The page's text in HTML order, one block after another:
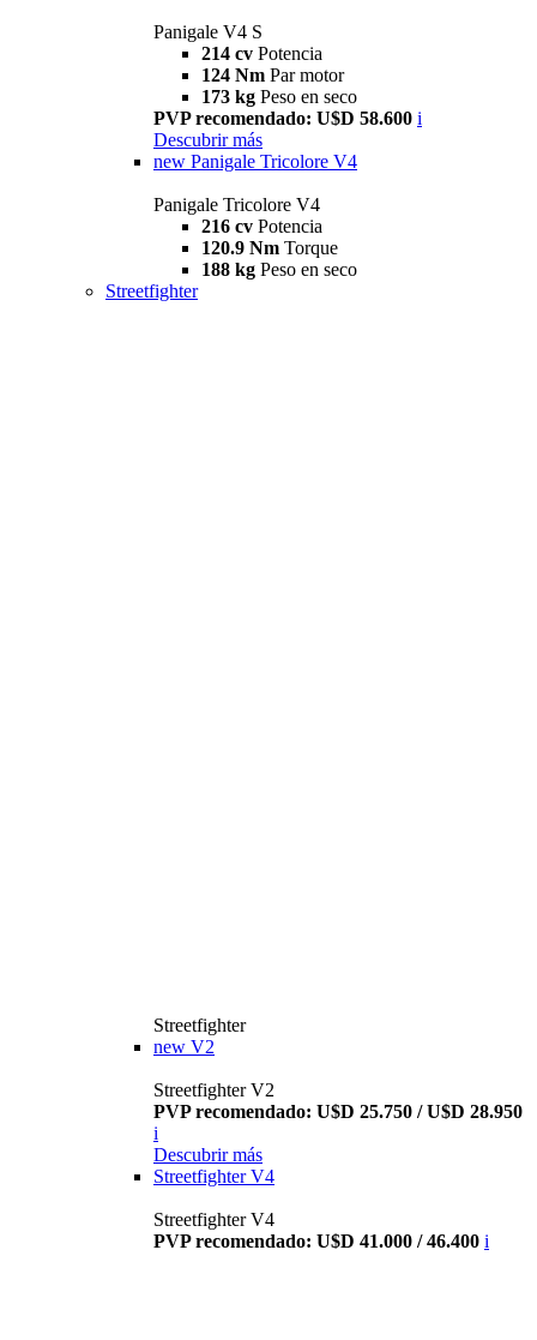
Panigale V4 S
214 cv Potencia
124 Nm Par motor
173 kg Peso en seco
PVP recomendado: U$D 58.600 i
Descubrir más
new Panigale Tricolore V4
Panigale Tricolore V4
216 cv Potencia
120.9 Nm Torque
188 kg Peso en seco
Streetfighter
Streetfighter
new V2
Streetfighter V2
PVP recomendado: U$D 25.750 / U$D 28.950
i
Descubrir más
Streetfighter V4
Streetfighter V4
PVP recomendado: U$D 41.000 / 46.400 i